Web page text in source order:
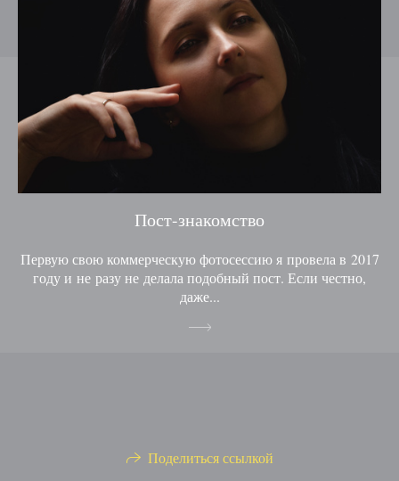
Пост-знакомство
Первую свою коммерческую фотосессию я провела в 2017
году и не разу не делала подобный пост. Если честно,
даже...
Поделиться ссылкой